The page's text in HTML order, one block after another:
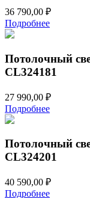
36 790,00 ₽
Подробнее
Потолочный
CL324181
27 990,00 ₽
Подробнее
Потолочный
CL324201
40 590,00 ₽
Подробнее